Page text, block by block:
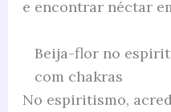
e encontrar néctar
Beija-flor no
com chakras
No espiritismo,